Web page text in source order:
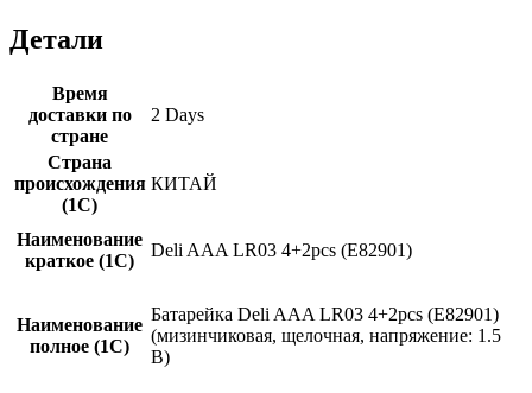
4+2pcs
(E82901)
Детали
Время
доставки по
стране
2 Days
Страна
происхождения
(1С)
КИТАЙ
Наименование
краткое (1C)
Deli AAA LR03 4+2pcs (E82901)
Наименование
полное (1С)
Батарейка Deli AAA LR03 4+2pcs (E82901)
(мизинчиковая, щелочная, напряжение: 1.5
В)